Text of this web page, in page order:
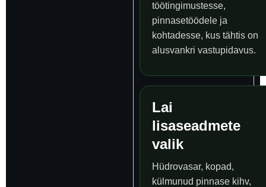
töötingimustesse,
pinnasetöödele ja
kohtadesse, kus tähtis on
alusvankri vastupidavus.
Lai
lisaseadmete
valik
Hüdrovasar, kopad,
külmunud pinnase kihv,